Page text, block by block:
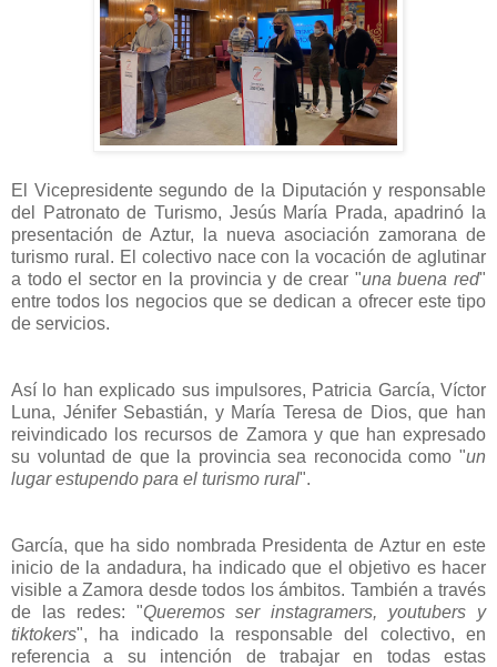
El Vicepresidente segundo de la Diputación y responsable
del Patronato de Turismo, Jesús María Prada, apadrinó la
presentación de Aztur, la nueva asociación zamorana de
turismo rural. El colectivo nace con la vocación de aglutinar
a todo el sector en la provincia y de crear "una buena red"
entre todos los negocios que se dedican a ofrecer este tipo
de servicios.
Así lo han explicado sus impulsores, Patricia García, Víctor
Luna, Jénifer Sebastián, y María Teresa de Dios, que han
reivindicado los recursos de Zamora y que han expresado
su voluntad de que la provincia sea reconocida como "un
lugar estupendo para el turismo rural".
García, que ha sido nombrada Presidenta de Aztur en este
inicio de la andadura, ha indicado que el objetivo es hacer
visible a Zamora desde todos los ámbitos. También a través
de las redes: "Queremos ser instagramers, youtubers y
tiktokers", ha indicado la responsable del colectivo, en
referencia a su intención de trabajar en todas estas